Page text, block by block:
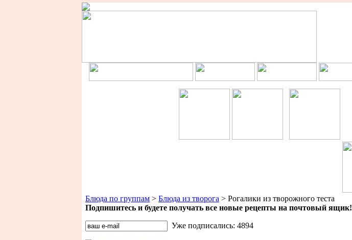
Блюда по группам > Блюда из творога > Рогалики из творожного теста
Подпишитесь и будете получать все новые рецепты на почтовый ящик!
Уже подписались: 4894